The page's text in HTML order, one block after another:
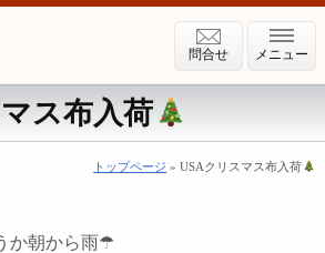
メニュー
問合せ
ス布入荷
トップページ » USAクリスマス布入荷
か朝から雨☂